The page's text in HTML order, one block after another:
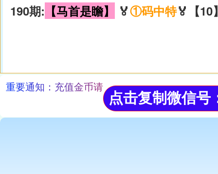
190期: 【马首是瞻】 🏅①码中特🏅【10
重要通知 ：充值金币请
点击复制微信号